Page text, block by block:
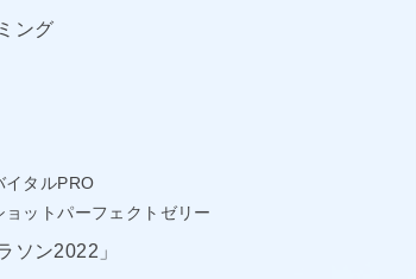
ング
イタルPRO
ットパーフェクトゼリー
ソン2022」